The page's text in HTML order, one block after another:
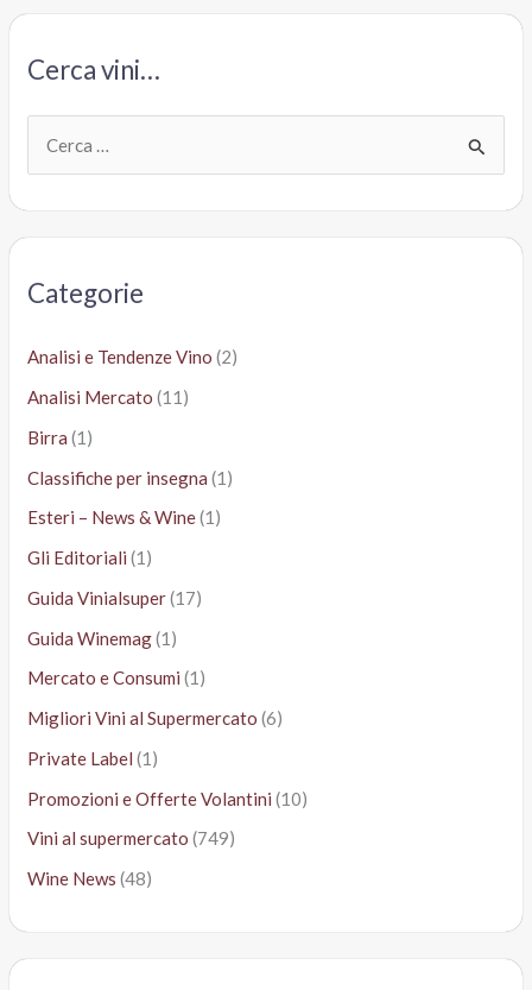
Rivera
Cerca vini…
Categorie
Analisi e Tendenze Vino (2)
Analisi Mercato (11)
Birra (1)
Classifiche per insegna (1)
Esteri – News & Wine(1)
Gli Editoriali (1)
Guida Vinialsuper(17)
Guida Winemag(1)
Mercato e Consumi (1)
Migliori Vini al Supermercato (6)
Private Label (1)
Promozioni e Offerte Volantini (10)
Vini al supermercato (749)
Wine News (48)